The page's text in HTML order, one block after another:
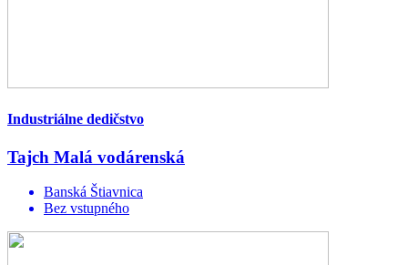
Industriálne dedičstvo
Tajch Malá vodárenská
Banská Štiavnica
Bez vstupného